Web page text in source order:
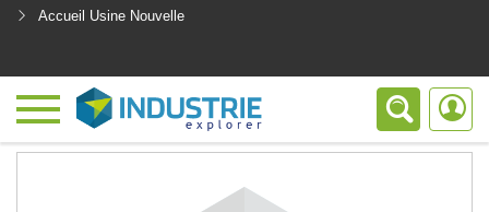
Accueil Usine Nouvelle